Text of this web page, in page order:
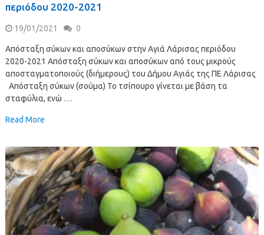
περιόδου 2020-2021
19/01/2021 0
Απόσταξη σύκων και αποσύκων στην Αγιά Λάρισας περιόδου
2020-2021 Απόσταξη σύκων και αποσύκων από τους μικρούς
αποσταγματοποιούς (διήμερους) του Δήμου Αγιάς της ΠΕ Λάρισας
Απόσταξη σύκων (σούμα) Το τσίπουρο γίνεται με βάση τα
σταφύλια, ενώ …
Read More